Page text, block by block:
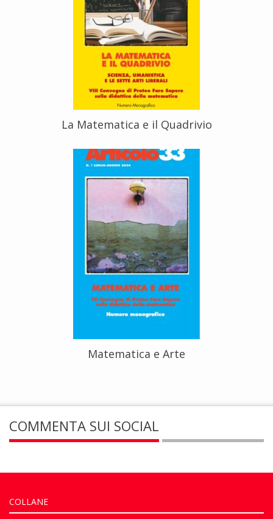
La Matematica e il Quadrivio
Matematica e Arte
COMMENTA SUI SOCIAL
COLLANE